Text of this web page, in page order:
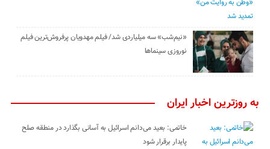
«نیم‌شب» سه میلیاردی شد/ فیلم مهدویان پرفروش‌ترین فیلم
نوروزی سینماها
به روزترین اخبار ایران
خاتمی: بعید می‌دانم اسرائیل به آسانی بگذارد در منطقه صلح
پایدار برقرار شود